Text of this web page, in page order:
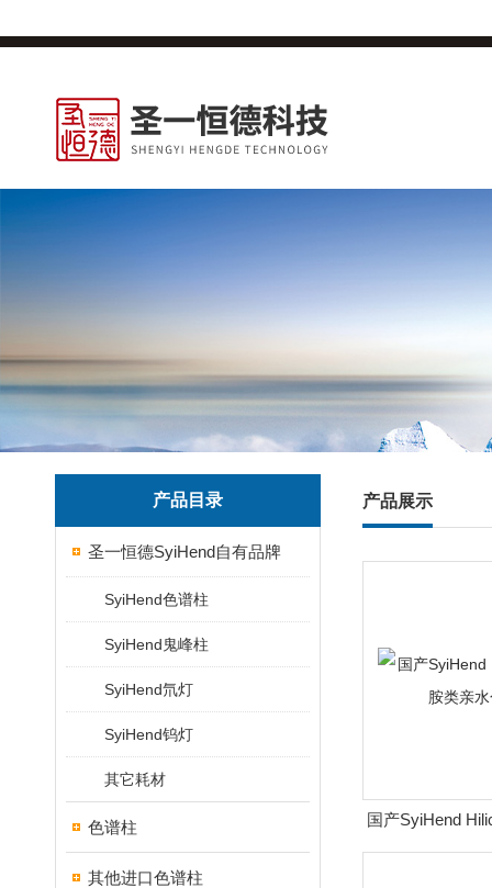
产品目录
圣一恒德SyiHend自有品牌
SyiHend色谱柱
SyiHend鬼峰柱
SyiHend氘灯
SyiHend钨灯
其它耗材
色谱柱
其他进口色谱柱
产品展示
国产SyiHend
亲水